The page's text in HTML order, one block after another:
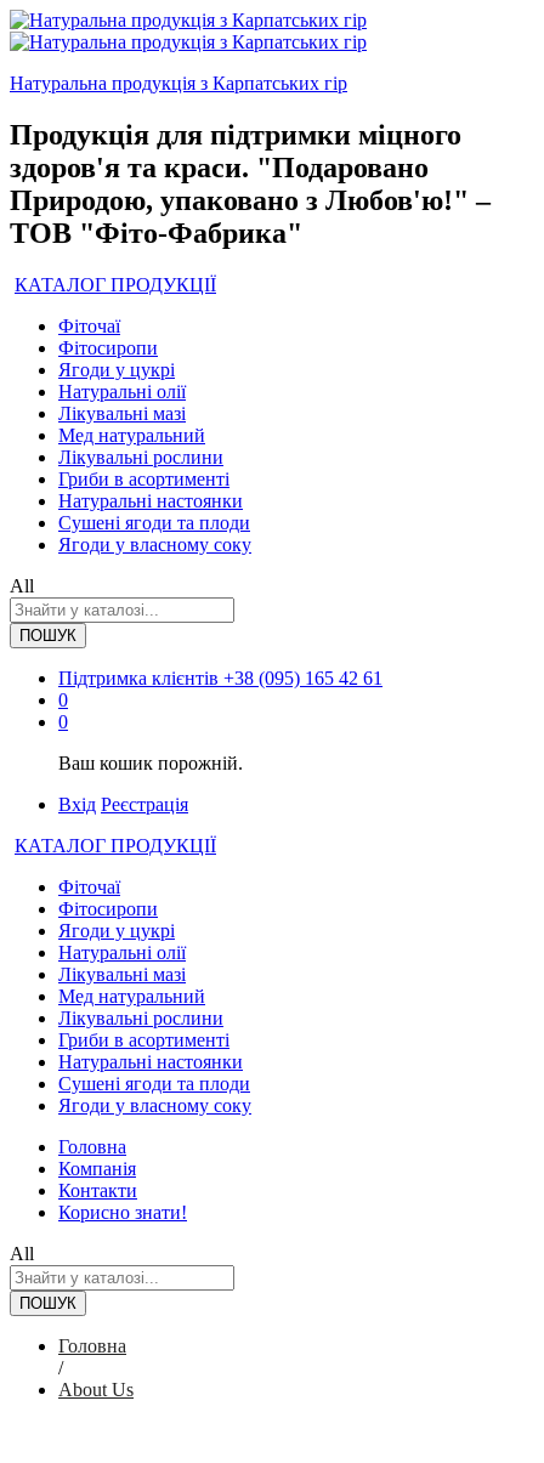
Натуральна продукція з Карпатських гір
Продукція для підтримки міцного
здоров'я та краси. "Подаровано
Природою, упаковано з Любов'ю!" –
ТОВ "Фіто-Фабрика"
КАТАЛОГ ПРОДУКЦІЇ
Фіточаї
Фітосиропи
Ягоди у цукрі
Натуральні олії
Лікувальні мазі
Мед натуральний
Лікувальні рослини
Гриби в асортименті
Натуральні настоянки
Сушені ягоди та плоди
Ягоди у власному соку
All
ПОШУК
Підтримка клієнтів +38 (095) 165 42 61
0
0
Ваш кошик порожній.
Вхід Реєстрація
КАТАЛОГ ПРОДУКЦІЇ
Фіточаї
Фітосиропи
Ягоди у цукрі
Натуральні олії
Лікувальні мазі
Мед натуральний
Лікувальні рослини
Гриби в асортименті
Натуральні настоянки
Сушені ягоди та плоди
Ягоди у власному соку
Головна
Компанія
Контакти
Корисно знати!
All
ПОШУК
Головна
/
About Us